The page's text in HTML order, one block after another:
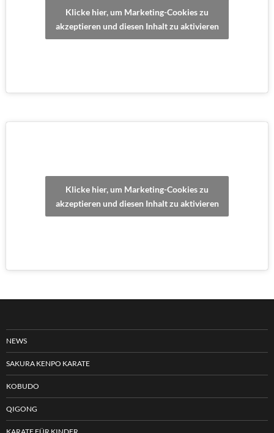
Klicke hier, um Marketing-Cookies zu
akzeptieren und diesen Inhalt zu aktivieren
Klicke hier, um Marketing-Cookies zu
akzeptieren und diesen Inhalt zu aktivieren
NEWS
SAKURA KENPO KARATE
KOBUDO
QIGONG